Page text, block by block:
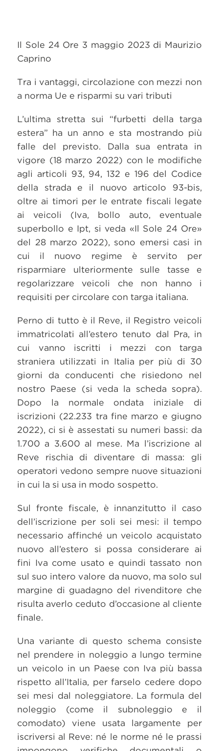
Il Sole 24 Ore 3 maggio 2023 di Maurizio
Caprino
Tra i vantaggi, circolazione con mezzi non
a norma Ue e risparmi su vari tributi
L’ultima stretta sui “furbetti della targa
estera” ha un anno e sta mostrando più
falle del previsto. Dalla sua entrata in
vigore (18 marzo 2022) con le modifiche
agli articoli 93, 94, 132 e 196 del Codice
della strada e il nuovo articolo 93-bis,
oltre ai timori per le entrate fiscali legate
ai veicoli (Iva, bollo auto, eventuale
superbollo e Ipt, si veda «Il Sole 24 Ore»
del 28 marzo 2022), sono emersi casi in
cui il nuovo regime è servito per
risparmiare ulteriormente sulle tasse e
regolarizzare veicoli che non hanno i
requisiti per circolare con targa italiana.
Perno di tutto è il Reve, il Registro veicoli
immatricolati all’estero tenuto dal Pra, in
cui vanno iscritti i mezzi con targa
straniera utilizzati in Italia per più di 30
giorni da conducenti che risiedono nel
nostro Paese (si veda la scheda sopra).
Dopo la normale ondata iniziale di
iscrizioni (22.233 tra fine marzo e giugno
2022), ci si è assestati su numeri bassi: da
1.700 a 3.600 al mese. Ma l’iscrizione al
Reve rischia di diventare di massa: gli
operatori vedono sempre nuove situazioni
in cui la si usa in modo sospetto.
Sul fronte fiscale, è innanzitutto il caso
dell’iscrizione per soli sei mesi: il tempo
necessario affinché un veicolo acquistato
nuovo all’estero si possa considerare ai
fini Iva come usato e quindi tassato non
sul suo intero valore da nuovo, ma solo sul
margine di guadagno del rivenditore che
risulta averlo ceduto d’occasione al cliente
finale.
Una variante di questo schema consiste
nel prendere in noleggio a lungo termine
un veicolo in un Paese con Iva più bassa
rispetto all’Italia, per farselo cedere dopo
sei mesi dal noleggiatore. La formula del
noleggio (come il subnoleggio e il
comodato) viene usata largamente per
iscriversi al Reve: né le norme né le prassi